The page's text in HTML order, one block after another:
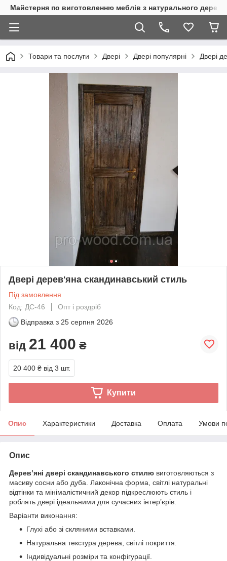
Майстерня по виготовленню меблів з натурального
Товари та послуги Двері Двері популярні Двері
Двері дерев'яна скандинавський стиль
Під замовлення
Код: ДС-46
Опт і роздріб
Відправка з 25 серпня 2026
від 21 400 ₴
20 400 ₴ від 3 шт.
Купити
Опис Характеристики Доставка Оплата Умови
Опис
Дерев’яні двері скандинавського стилю виготовляються з
масиву сосни або дуба. Лаконічна форма, світлі натуральні
відтінки та мінімалістичний декор підкреслюють стиль і
роблять двері ідеальними для сучасних інтер’єрів.
Варіанти виконання:
Глухі або зі скляними вставками.
Натуральна текстура дерева, світлі покриття.
Індивідуальні розміри та конфігурації.